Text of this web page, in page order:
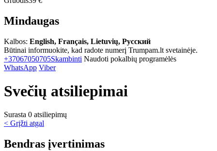
Mindaugas
Kalbos: English, Français, Lietuvių, Русский
Būtinai informuokite, kad radote numerį Trumpam.lt svetainėje.
+37067050705Skambinti Naudoti pokalbių programėlės
WhatsApp Viber
Svečių atsiliepimai
Surasta 0 atsiliepimų
< Grįžti atgal
Bendras įvertinimas